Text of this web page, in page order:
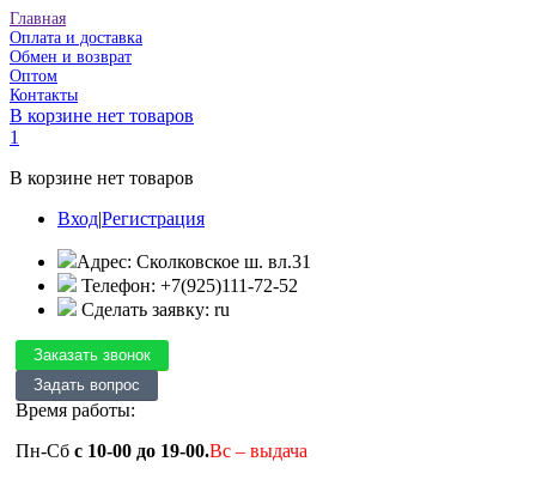
Главная
Оплата и доставка
Обмен и возврат
Оптом
Контакты
В корзине нет товаров
1
В корзине нет товаров
Вход|Регистрация
Адрес: Сколковское ш. вл.31
Телефон: +7(925)111-72-52
Сделать заявку: ru
Время работы:
Пн-Сб с 10-00 до 19-00.Вс – выдача